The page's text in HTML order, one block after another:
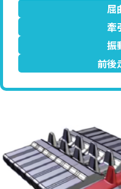
屈
牽
振
前後